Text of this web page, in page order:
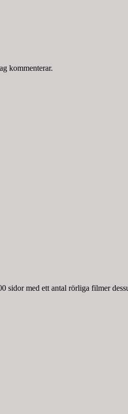
kommenterar.
sidor med ett antal rörliga filmer